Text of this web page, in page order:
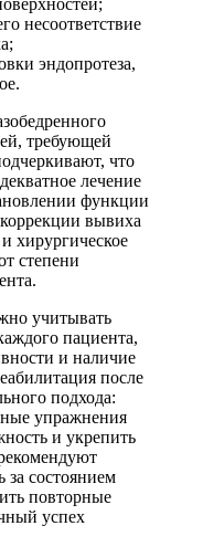
несоответствие
эндопротеза,
требующей
что
лечение
функции
вывиха
хирургическое
степени
учитывать
пациента,
и наличие
после
подхода:
упражнения
и укрепить
за состоянием
повторные
успех